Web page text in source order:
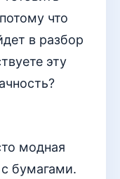
что
в разбор
эту
модная
бумагами.